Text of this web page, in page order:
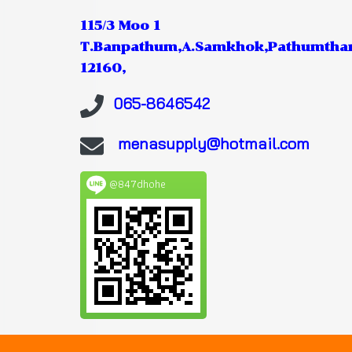
115/3 Moo 1
12160,
065-8646542
menasupply@hotmail.com
@847dhohe